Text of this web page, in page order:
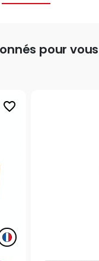
pour vous
favorite_border